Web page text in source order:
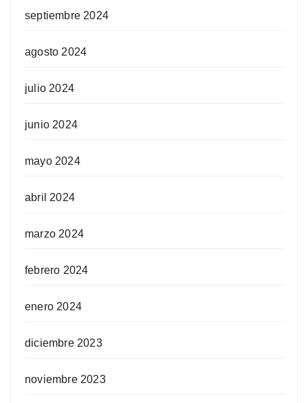
septiembre 2024
agosto 2024
julio 2024
junio 2024
mayo 2024
abril 2024
marzo 2024
febrero 2024
enero 2024
diciembre 2023
noviembre 2023